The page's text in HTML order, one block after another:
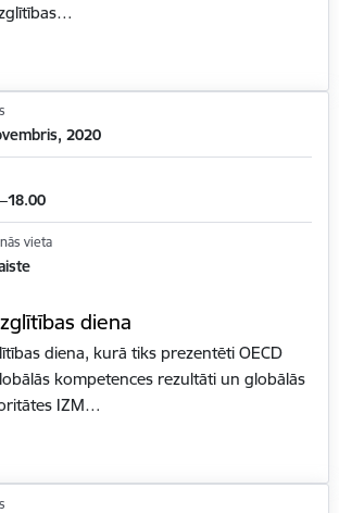
2020
vieta
diena
diena, kurā tiks prezentēti OECD
kompetences rezultāti un globālās
IZM…